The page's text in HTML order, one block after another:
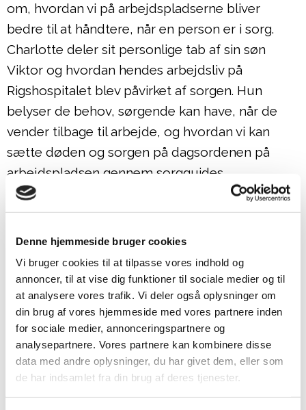
Denne hjemmeside bruger cookies
Vi bruger cookies til at tilpasse vores indhold og
annoncer, til at vise dig funktioner til sociale medier og til
at analysere vores trafik. Vi deler også oplysninger om
din brug af vores hjemmeside med vores partnere inden
for sociale medier, annonceringspartnere og
analysepartnere. Vores partnere kan kombinere disse
data med andre oplysninger, du har givet dem, eller som
de har indsamlet fra din brug af deres tjenester.
om, hvordan vi på arbejdspladserne bliver
bedre til at håndtere, når en person er i sorg.
Charlotte deler sit personlige tab af sin søn
Viktor og hvordan hendes arbejdsliv på
Rigshospitalet blev påvirket af sorgen. Hun
belyser de behov, sørgende kan have, når de
vender tilbage til arbejde, og hvordan vi kan
sætte døden og sorgen på dagsordenen på
arbejdspladsen gennem sorgguides.
Hør episoden her.
Episode: Om hvordan vi forstår og lever med
sorgen
Psykolog og forsker Mai-Britt Guldin fortalte
om, hvordan forskningen i sorg har udviklet sig,
og hvordan den har indflydelse på den
sørgendes liv. Mai-Britt deler sin erfaring fra over
20 år med mennesker, der har gennemgået tab,